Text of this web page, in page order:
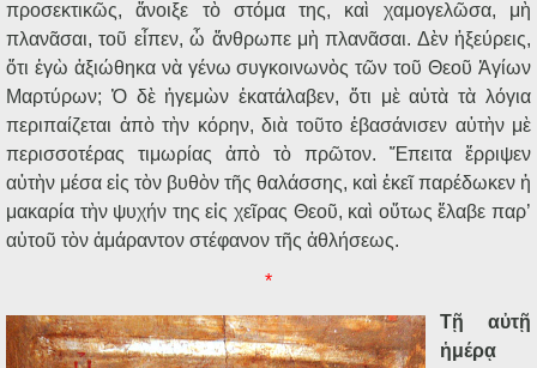
προσεκτικῶς, ἄνοιξε τὸ στόμα της, καὶ χαμογελῶσα, μὴ
πλανᾶσαι, τοῦ εἶπεν, ὦ ἄνθρωπε μὴ πλανᾶσαι. Δὲν ἠξεύρεις,
ὅτι ἐγὼ ἀξιώθηκα νὰ γένω συγκοινωνὸς τῶν τοῦ Θεοῦ Ἁγίων
Μαρτύρων; Ὁ δὲ ἡγεμὼν ἐκατάλαβεν, ὅτι μὲ αὐτὰ τὰ λόγια
περιπαίζεται ἀπὸ τὴν κόρην, διὰ τοῦτο ἐβασάνισεν αὐτὴν μὲ
περισσοτέρας τιμωρίας ἀπὸ τὸ πρῶτον. Ἔπειτα ἔρριψεν
αὐτὴν μέσα εἰς τὸν βυθὸν τῆς θαλάσσης, καὶ ἐκεῖ παρέδωκεν ἡ
μακαρία τὴν ψυχήν της εἰς χεῖρας Θεοῦ, καὶ οὕτως ἔλαβε παρ’
αὐτοῦ τὸν ἀμάραντον στέφανον τῆς ἀθλήσεως.
*
Τῇ αὐτῇ
ἡμέρᾳ